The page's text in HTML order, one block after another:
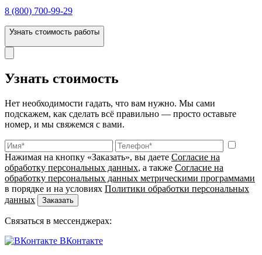
8 (800) 700-99-29
Узнать стоимость работы
Узнать стоимость
Нет необходимости гадать, что вам нужно. Мы сами
подскажем, как сделать всё правильно — просто оставьте
номер, и мы свяжемся с вами.
Нажимая на кнопку «Заказать», вы даете Согласие на
обработку персональных данных, а также Согласие на
обработку персональных данных метрическими программами
в порядке и на условиях Политики обработки персональных
данных
Заказать
Связаться в мессенджерах:
ВКонтакте